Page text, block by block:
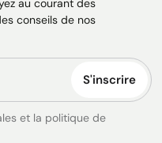
au courant des
conseils de nos
S'inscrire
et la politique de